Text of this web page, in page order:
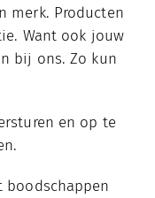
merk. Producten
Want ook jouw
bij ons. Zo kun
en op te